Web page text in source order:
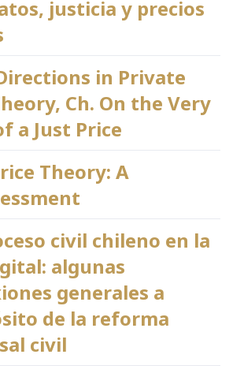
justicia y precios
in Private
Ch. On the Very
a Just Price
Theory: A
civil chileno en la
algunas
generales a
de la reforma
civil